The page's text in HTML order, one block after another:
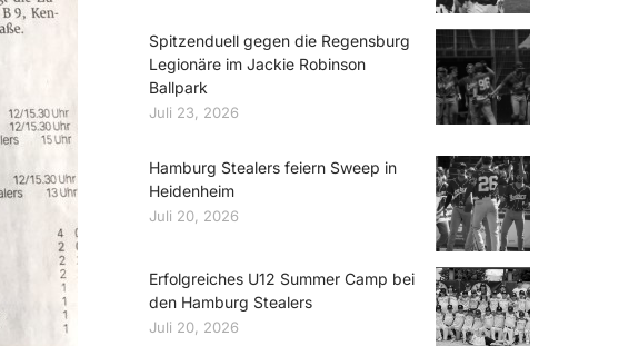
Spitzenduell gegen die Regensburg
Legionäre im Jackie Robinson
Ballpark
Juli 23, 2026
Hamburg Stealers feiern Sweep in
Heidenheim
Juli 20, 2026
Erfolgreiches U12 Summer Camp bei
den Hamburg Stealers
Juli 20, 2026